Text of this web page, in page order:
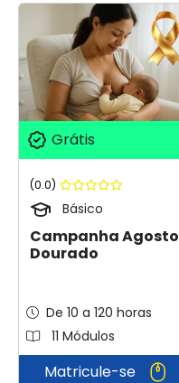
Grátis
(0.0)
Básico
Campanha Agosto
Dourado
De 10 a 120 horas
11 Módulos
Matricule-se